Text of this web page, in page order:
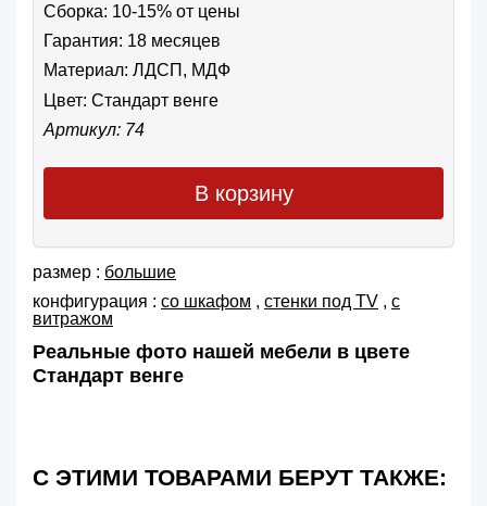
Сборка: 10-15% от цены
Гарантия: 18 месяцев
Материал: ЛДСП, МДФ
Цвет: Стандарт венге
Артикул: 74
В корзину
размер : большие
конфигурация : со шкафом , cтенки под TV , с
витражом
Реальные фото нашей мебели в цвете
Стандарт венге
С ЭТИМИ ТОВАРАМИ БЕРУТ ТАКЖЕ: